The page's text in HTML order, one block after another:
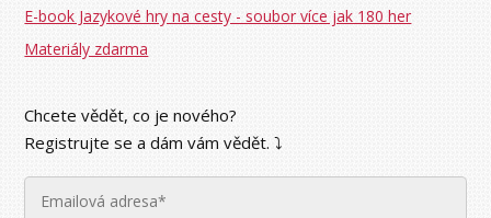
E-book Jazykové hry na cesty - soubor více jak 180 her
Materiály zdarma
Chcete vědět, co je nového?
Registrujte se a dám vám vědět. ⤵︎